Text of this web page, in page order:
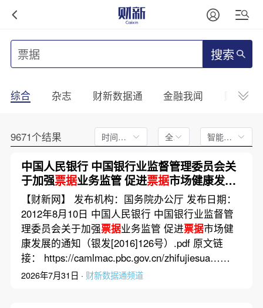
搜索
综合 杂志 财新数据通 金融我闻 财新
9671个结果 时间不限 全文 智能排序
中国人民银行 中国银行业监督管理委员会关
于加强票据业务监管 促进票据市场健康发展
的通知
【财新网】 发布机构：国务院办公厅 发布日期：
2012年8月10日 中国人民银行 中国银行业监督管
理委员会关于加强票据业务监管 促进票据市场健
康发展的通知（银发[2016]126号）.pdf 原文链
接： https://camlmac.pbc.gov.cn/zhifujiesua……
2026年7月31日 · 财新数据通频道